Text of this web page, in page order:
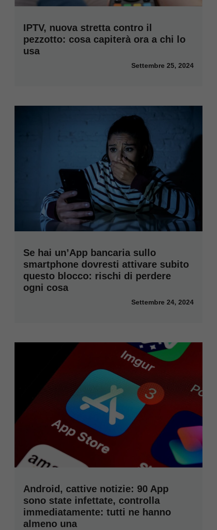
IPTV, nuova stretta contro il
pezzotto: cosa capiterà ora a chi lo
usa
Settembre 25, 2024
Se hai un’App bancaria sullo
smartphone dovresti attivare subito
questo blocco: rischi di perdere
ogni cosa
Settembre 24, 2024
Android, cattive notizie: 90 App
sono state infettate, controlla
immediatamente: tutti ne hanno
almeno una